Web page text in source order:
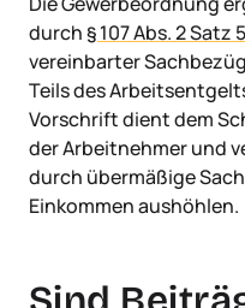
durch§ 107 Abs. 2 Satz
vereinbarter
Teils des
Vorschrift dient dem
der Arbeitnehmer und
durch übermäßige
Einkommen aushöhlen.